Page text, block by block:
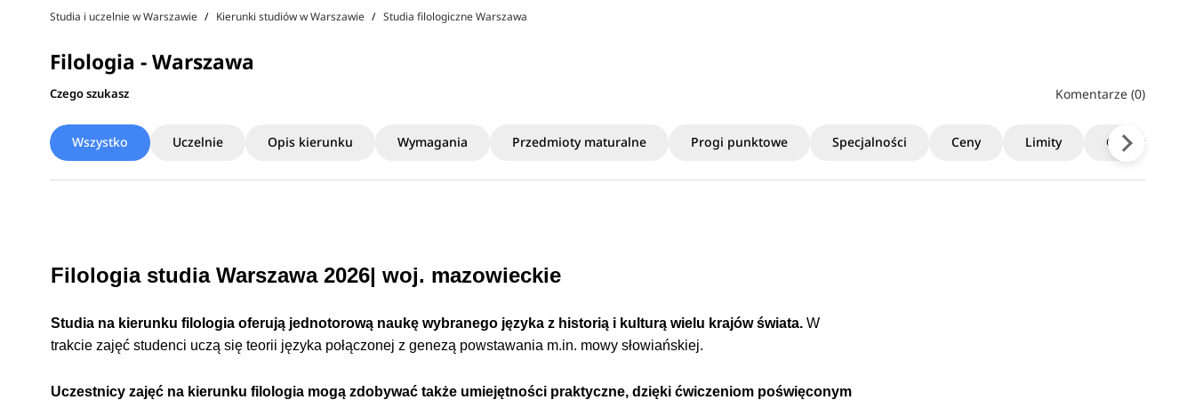
Studia i uczelnie w Warszawie Kierunki studiów w Warszawie Studia filologiczne Warszawa
Filologia - Warszawa
Czego szukasz Komentarze (0)
Wszystko Uczelnie Opis kierunku Wymagania Przedmioty maturalne Progi punktowe Specjalności Ceny Limity Czas trwania
Filologia studia Warszawa 2026| woj. mazowieckie
Studia na kierunku filologia oferują jednotorową naukę wybranego języka z historią i kulturą wielu krajów świata.W
trakcie zajęć studenci uczą się teorii języka połączonej z genezą powstawania m.in. mowy słowiańskiej.
Uczestnicy zajęć na kierunku filologia mogą zdobywać także umiejętności praktyczne, dzięki ćwiczeniom poświęconym